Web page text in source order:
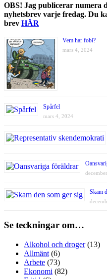
OBS! Jag publicerar numera
nyhetsbrev varje fredag. Du
brev HÄR
Vem har fobi?
mars 4, 2024
Spårfel
mars 4, 2024
Skam
Se teckningar om…
Alkohol och droger(13)
Allmänt (6)
Arbete (73)
Ekonomi (82)